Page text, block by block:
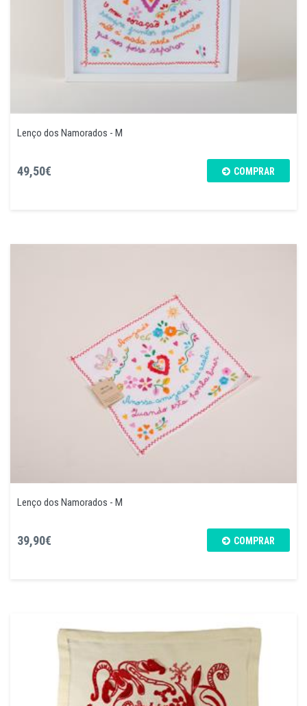
Lenço dos Namorados - M
49,50€ COMPRAR
Lenço dos Namorados - M
39,90€ COMPRAR